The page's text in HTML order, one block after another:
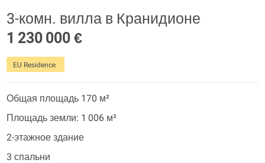
3-комн. вилла в Кранидионе
1 230 000 €
EU Residence
Общая площадь 170 м²
Площадь земли: 1 006 м²
2-этажное здание
3 спальни